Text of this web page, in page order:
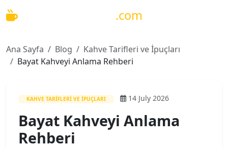
.com
Ana Sayfa Blog
Kahve Tarifleri ve İpuçları
Bayat Kahveyi Anlama Rehberi
KAHVE TARIFLERI VE İPUÇLARI 14 July 2026
Bayat Kahveyi Anlama
Rehberi